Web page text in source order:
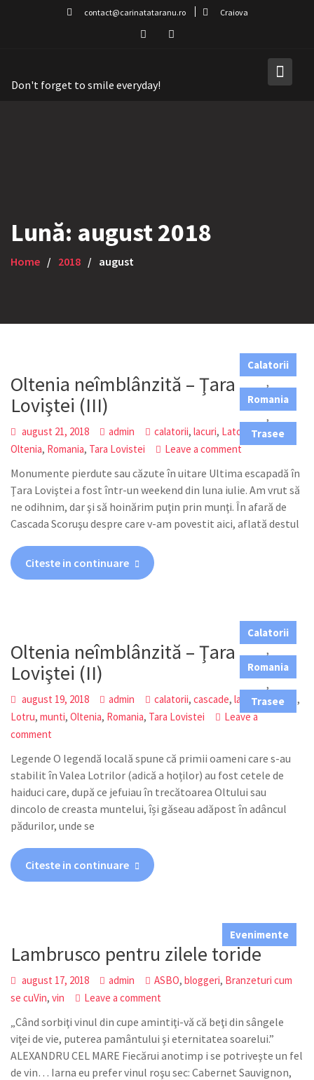
contact@carinatataranu.ro Craiova
Don't forget to smile everyday!
Lună: august 2018
Home 2018 august
Calatorii
,
Romania
,
Trasee
Oltenia neîmblânzită – Ţara
Loviştei (III)
august 21, 2018 admin calatorii,lacuri, Latorita,Lotru
Oltenia, Romania, Tara Lovistei Leave a comment
Monumente pierdute sau căzute în uitare Ultima escapadă în
Ţara Loviştei a fost într-un weekend din luna iulie. Am vrut să
ne odihnim, dar şi să hoinărim puţin prin munţi. În afară de
Cascada Scoruşu despre care v-am povestit aici, aflată destul
Citeste in continuare
Calatorii
,
Romania
,
Trasee
Oltenia neîmblânzită – Ţara
Loviştei (II)
august 19, 2018 admin calatorii,cascade,lacuri,Latorita,
Lotru,munti,Oltenia, Romania, Tara Lovistei
Leave a
comment
Legende O legendă locală spune că primii oameni care s-au
stabilit în Valea Lotrilor (adică a hoților) au fost cetele de
haiduci care, după ce jefuiau în trecătoarea Oltului sau
dincolo de creasta muntelui, își găseau adăpost în adâncul
pădurilor, unde se
Citeste in continuare
Evenimente
Lambrusco pentru zilele toride
august 17, 2018 admin ASBO,bloggeri, Branzeturi cum
se cuVin,vin Leave a comment
„Când sorbiţi vinul din cupe amintiţi-vă că beţi din sângele
viţei de vie, puterea pamântului şi eternitatea soarelui.”
ALEXANDRU CEL MARE Fiecărui anotimp i se potriveşte un fel
de vin… Iarna eu prefer vinul roşu sec: Cabernet Sauvignon,